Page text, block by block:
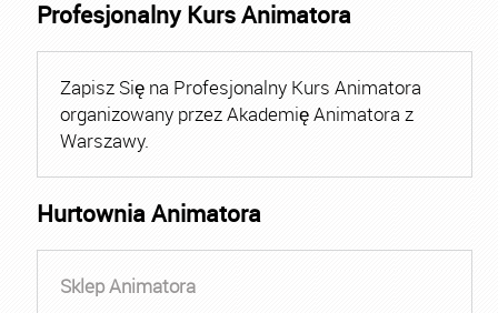
Profesjonalny Kurs Animatora
Zapisz Się na Profesjonalny Kurs Animatora
organizowany przez Akademię Animatora z
Warszawy.
Hurtownia Animatora
Sklep Animatora